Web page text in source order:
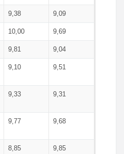
9,38 9,09
10,00 9,69
9,81 9,04
9,10 9,51
9,33 9,31
9,77 9,68
8,85 9,85